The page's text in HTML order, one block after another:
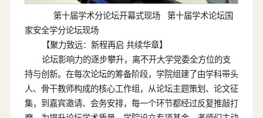
第十届学术分论坛开幕式现场 第十届学术论坛国
家安全学分论坛现场
【聚力致远：新程再启 共续华章】
论坛影响力的逐步攀升，离不开大学党委全方位的支
持与创新。在每次论坛的筹备阶段，学院组建了由学科带头
人、骨干教师构成的核心工作组，从论坛主题策划、论文征
集，到嘉宾邀请、会务安排，每一个环节都经过反复推敲打